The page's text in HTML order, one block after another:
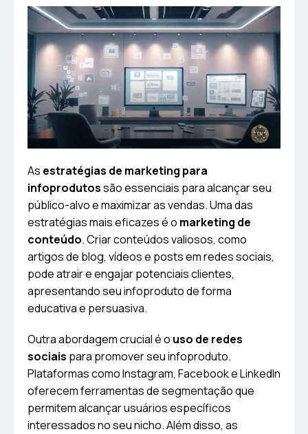
As estratégias de marketing para
infoprodutossão essenciais para alcançar seu
público-alvo e maximizar as vendas. Uma das
estratégias mais eficazes é o marketing de
conteúdo. Criar conteúdos valiosos, como
artigos de blog, vídeos e posts em redes sociais,
pode atrair e engajar potenciais clientes,
apresentando seu infoproduto de forma
educativa e persuasiva.
Outra abordagem crucial é o uso de redes
sociais para promover seu infoproduto.
Plataformas como Instagram, Facebook e LinkedIn
oferecem ferramentas de segmentação que
permitem alcançar usuários específicos
interessados no seu nicho. Além disso, as